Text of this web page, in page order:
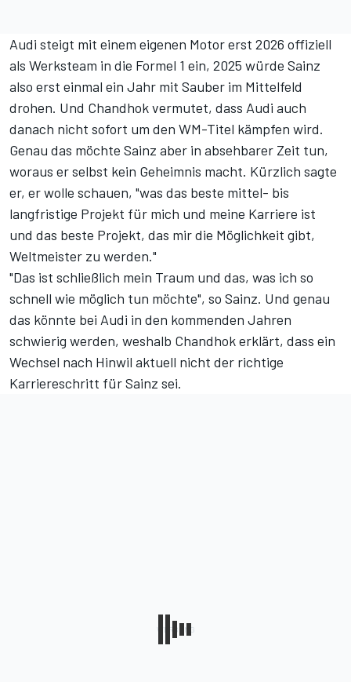
Audi steigt mit einem eigenen Motor erst 2026 offiziell
als Werksteam in die Formel 1 ein, 2025 würde Sainz
also erst einmal ein Jahr mit Sauber im Mittelfeld
drohen. Und Chandhok vermutet, dass Audi auch
danach nicht sofort um den WM-Titel kämpfen wird.
Genau das möchte Sainz aber in absehbarer Zeit tun,
woraus er selbst kein Geheimnis macht. Kürzlich sagte
er, er wolle schauen, "was das beste mittel- bis
langfristige Projekt für mich und meine Karriere ist
und das beste Projekt, das mir die Möglichkeit gibt,
Weltmeister zu werden."
"Das ist schließlich mein Traum und das, was ich so
schnell wie möglich tun möchte", so Sainz. Und genau
das könnte bei Audi in den kommenden Jahren
schwierig werden, weshalb Chandhok erklärt, dass ein
Wechsel nach Hinwil aktuell nicht der richtige
Karriereschritt für Sainz sei.